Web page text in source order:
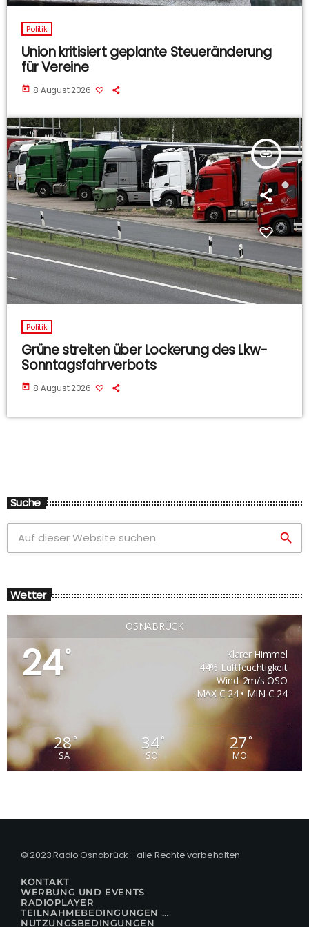
Politik
Union kritisiert geplante Steueränderung
für Vereine
today 8 August 2026
insert_link
Politik
Grüne streiten über Lockerung des Lkw-
Sonntagsfahrverbots
today 8 August 2026
Suche
search
Wetter
OSNABRÜCK
24°
Klarer Himmel
44% Luftfeuchtigkeit
Wind: 2m/s OSO
MAX C 24 • MIN C 24
28°
SA
34°
SO
27°
MO
© 2023 Radio Osnabrück - alle Rechte vorbehalten
KONTAKT
WERBUNG UND EVENTS
RADIOPLAYER
TEILNAHMEBEDINGUNGEN FÜR GEWINNSPIELE
NUTZUNGSBEDINGUNGEN